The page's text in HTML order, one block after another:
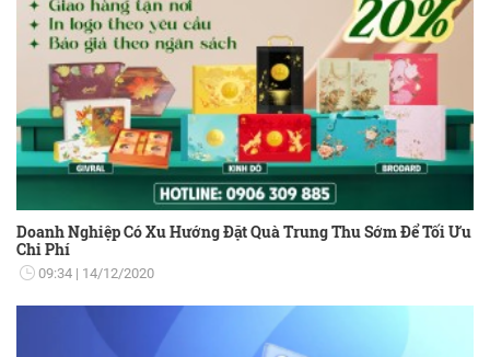
Doanh Nghiệp Có Xu Hướng Đặt Quà Trung Thu Sớm Để Tối Ưu
Chi Phí
09:34 14/12/2020